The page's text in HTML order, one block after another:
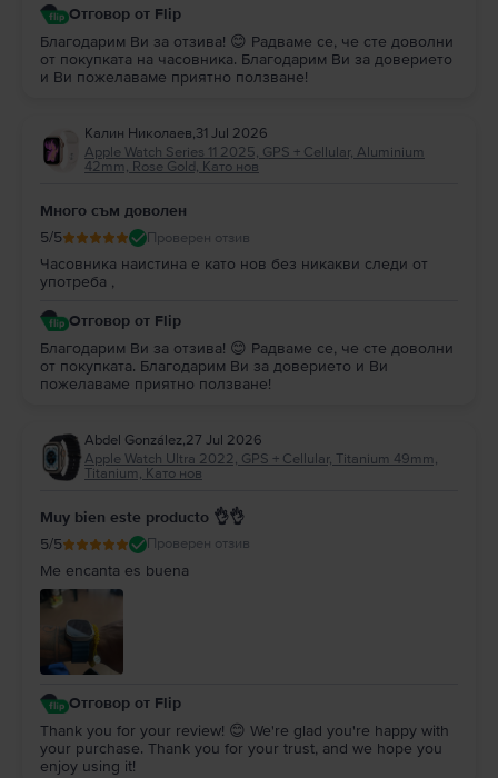
Отговор от Flip
Благодарим Ви за отзива! 😊 Радваме се, че сте доволни
от покупката на часовника. Благодарим Ви за доверието
и Ви пожелаваме приятно ползване!
Калин Николаев,31 Jul 2026
Apple Watch Series 11 2025, GPS + Cellular, Aluminium
42mm, Rose Gold, Като нов
Много съм доволен
5/5 Проверен отзив
Часовника наистина е като нов без никакви следи от
употреба ,
Отговор от Flip
Благодарим Ви за отзива! 😊 Радваме се, че сте доволни
от покупката. Благодарим Ви за доверието и Ви
пожелаваме приятно ползване!
Abdel González,27 Jul 2026
Apple Watch Ultra 2022, GPS + Cellular, Titanium 49mm,
Titanium, Като нов
Muy bien este producto 👌👌
5/5 Проверен отзив
Me encanta es buena
Отговор от Flip
Thank you for your review! 😊 We're glad you're happy with
your purchase. Thank you for your trust, and we hope you
enjoy using it!